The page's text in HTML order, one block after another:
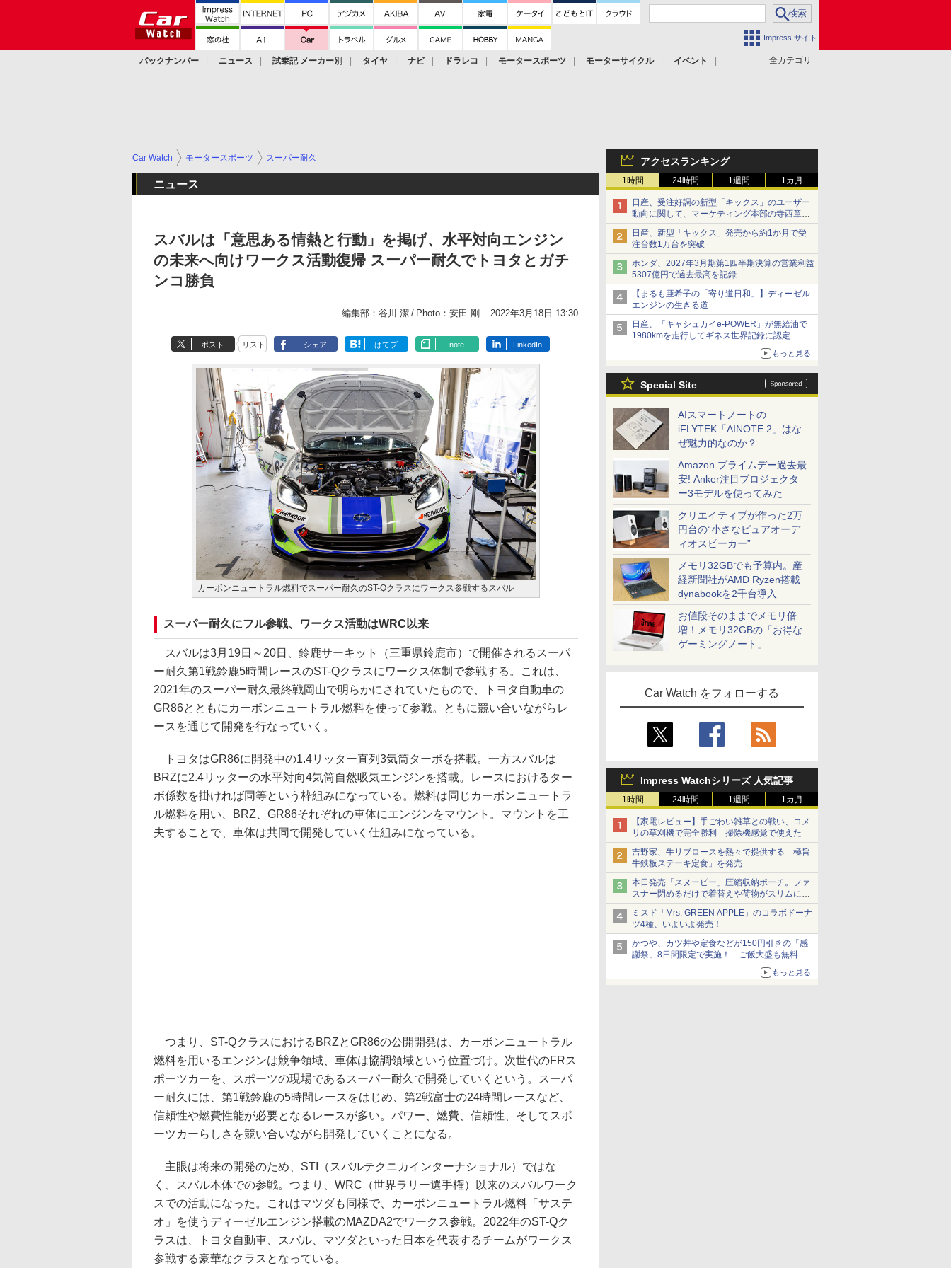
Impress サイト
全カテゴリ
バックナンバー ニュース 試乗記 メーカー別 タイヤ ナビ ドラレコ モータースポーツ モーターサイクル
イベント
アクセスランキング
1時間 24時間 1週間 1カ月
日産、受注好調の新型「キックス」のユーザー
動向に関して、マーケティング本部の寺西章氏
が解説
日産、新型「キックス」発売から約1か月で受
注台数1万台を突破
ホンダ、2027年3月期第1四半期決算の営業利益
5307億円で過去最高を記録
【まるも亜希子の「寄り道日和」】ディーゼル
エンジンの生きる道
日産、「キャシュカイe-POWER」が無給油で
1980kmを走行してギネス世界記録に認定
もっと見る
Special Site
AIスマートノートの
iFLYTEK「AINOTE 2」はな
ぜ魅力的なのか？
Amazon プライムデー過去最
安! Anker注目プロジェクタ
ー3モデルを使ってみた
クリエイティブが作った2万
円台の“小さなピュアオーデ
ィオスピーカー”
メモリ32GBでも予算内。産
経新聞社がAMD Ryzen搭載
dynabookを2千台導入
お値段そのままでメモリ倍
増！メモリ32GBの「お得な
ゲーミングノート」
Car Watch をフォローする
Impress Watchシリーズ 人気記事
1時間 24時間 1週間 1カ月
【家電レビュー】手ごわい雑草との戦い、コメ
リの草刈機で完全勝利 掃除機感覚で使えた
吉野家、牛リブロースを熱々で提供する「極旨
牛鉄板ステーキ定食」を発売
本日発売「スヌーピー」圧縮収納ポーチ。ファ
スナー閉めるだけで着替えや荷物がスリムにま
とまる
ミスド「Mrs. GREEN APPLE」のコラボドーナ
ツ4種、いよいよ発売！
かつや、カツ丼や定食などが150円引きの「感
謝祭」8日間限定で実施！ ご飯大盛も無料
もっと見る
Car Watch モータースポーツ スーパー耐久
ニュース
スバルは「意思ある情熱と行動」を掲げ、水平対向エンジン
の未来へ向けワークス活動復帰 スーパー耐久でトヨタとガチ
ンコ勝負
編集部：谷川 潔 Photo：安田 剛 2022年3月18日 13:30
ポスト リスト シェア はてブ note LinkedIn
カーボンニュートラル燃料でスーパー耐久のST-Qクラスにワークス参戦するスバル
スーパー耐久にフル参戦、ワークス活動はWRC以来
スバルは3月19日～20日、鈴鹿サーキット（三重県鈴鹿市）で開催されるスーパ
ー耐久第1戦鈴鹿5時間レースのST-Qクラスにワークス体制で参戦する。これは、
2021年のスーパー耐久最終戦岡山で明らかにされていたもので、トヨタ自動車の
GR86とともにカーボンニュートラル燃料を使って参戦。ともに競い合いながらレ
ースを通じて開発を行なっていく。
トヨタはGR86に開発中の1.4リッター直列3気筒ターボを搭載。一方スバルは
BRZに2.4リッターの水平対向4気筒自然吸気エンジンを搭載。レースにおけるター
ボ係数を掛ければ同等という枠組みになっている。燃料は同じカーボンニュートラ
ル燃料を用い、BRZ、GR86それぞれの車体にエンジンをマウント。マウントを工
夫することで、車体は共同で開発していく仕組みになっている。
つまり、ST-QクラスにおけるBRZとGR86の公開開発は、カーボンニュートラル
燃料を用いるエンジンは競争領域、車体は協調領域という位置づけ。次世代のFRス
ポーツカーを、スポーツの現場であるスーパー耐久で開発していくという。スーパ
ー耐久には、第1戦鈴鹿の5時間レースをはじめ、第2戦富士の24時間レースなど、
信頼性や燃費性能が必要となるレースが多い。パワー、燃費、信頼性、そしてスポ
ーツカーらしさを競い合いながら開発していくことになる。
主眼は将来の開発のため、STI（スバルテクニカインターナショナル）ではな
く、スバル本体での参戦。つまり、WRC（世界ラリー選手権）以来のスバルワーク
スでの活動になった。これはマツダも同様で、カーボンニュートラル燃料「サステ
オ」を使うディーゼルエンジン搭載のMAZDA2でワークス参戦。2022年のST-Qク
ラスは、トヨタ自動車、スバル、マツダといった日本を代表するチームがワークス
参戦する豪華なクラスとなっている。